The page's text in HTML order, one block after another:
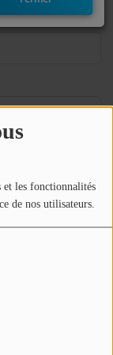
et les fonctionnalités
de nos utilisateurs.